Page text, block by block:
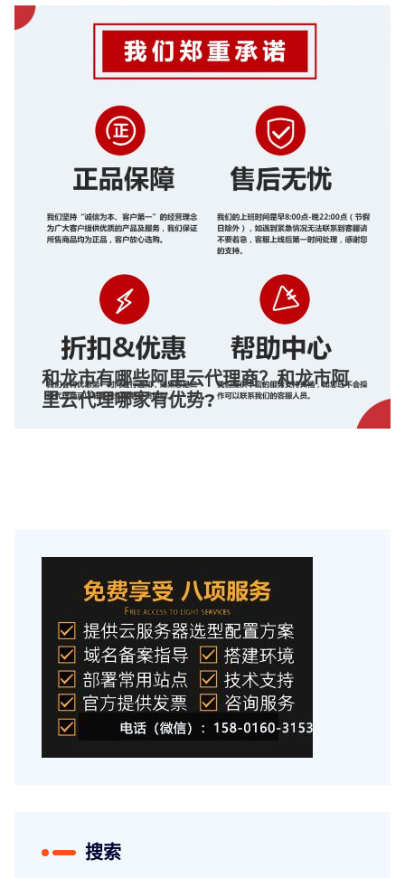
和龙市有哪些阿里云代理商？和龙市阿
里云代理哪家有优势?
搜索